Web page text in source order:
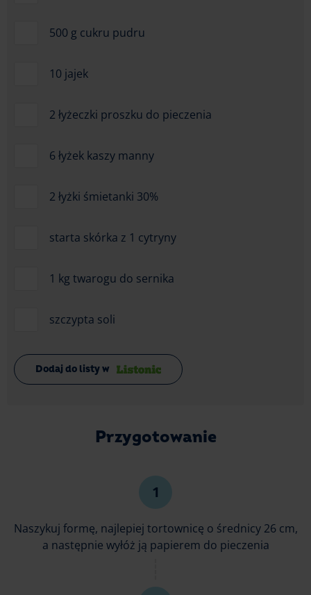
500 g cukru pudru
10 jajek
2 łyżeczki proszku do pieczenia
6 łyżek kaszy manny
2 łyżki śmietanki 30%
starta skórka z 1 cytryny
1 kg twarogu do sernika
szczypta soli
Dodaj do listy w
Przygotowanie
Naszykuj formę, najlepiej tortownicę o średnicy 26 cm,
a następnie wyłóż ją papierem do pieczenia